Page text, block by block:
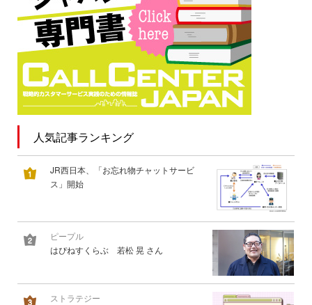
人気記事ランキング
JR西日本、「お忘れ物チャットサービ
ス」開始
ピープル
はぴねすくらぶ 若松 晃 さん
ストラテジー